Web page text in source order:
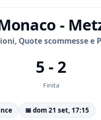
-
Quote scommesse e
5 - 2
Finita
📅 dom 21 set, 17:15